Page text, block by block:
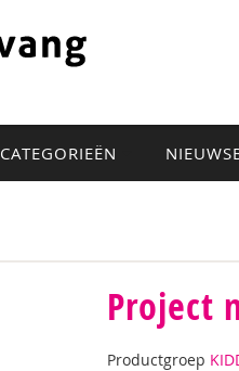
CATEGORIEËN
Project
Productgroep